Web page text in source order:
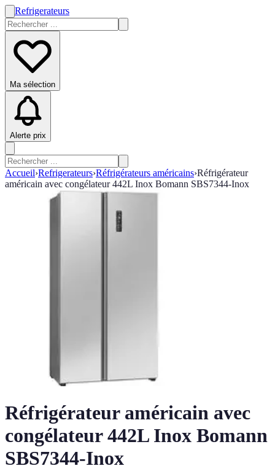
Refrigerateurs
Ma sélection
Alerte prix
Accueil›Refrigerateurs›Réfrigérateurs américains›Réfrigérateur
américain avec congélateur 442L Inox Bomann SBS7344-Inox
Réfrigérateur américain avec
congélateur 442L Inox Bomann
SBS7344-Inox